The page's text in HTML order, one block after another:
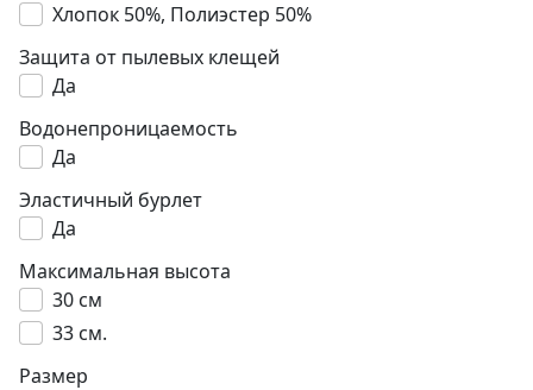
Хлопок 50%, Полиэстер 50%
Защита от пылевых клещей
Да
Водонепроницаемость
Да
Эластичный бурлет
Да
Максимальная высота
30 см
33 см.
Размер